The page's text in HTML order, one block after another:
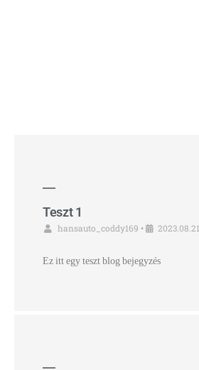
Teszt 1
hansauto_coddy169 • 2023.08.21.
Ez itt egy teszt blog bejegyzés